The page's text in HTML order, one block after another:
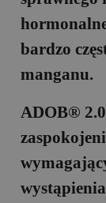
bardzo
manganu.
ADOB®